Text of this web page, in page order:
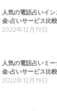
人気の電話占いイ
金-占いサービス比較
2022年12月19日
人気の電話占いミ
金-占いサービス比較
2022年12月19日